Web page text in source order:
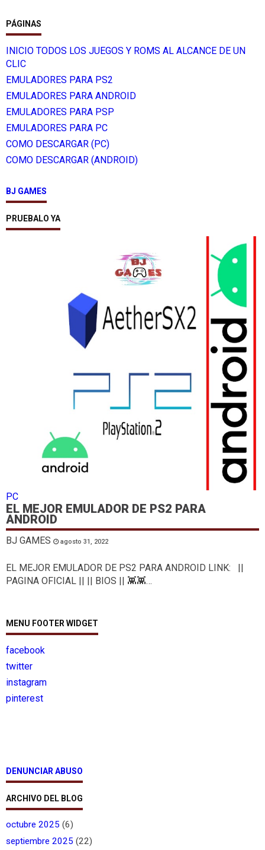
PÁGINAS
INICIO TODOS LOS JUEGOS Y ROMS AL ALCANCE DE UN
CLIC
EMULADORES PARA PS2
EMULADORES PARA ANDROID
EMULADORES PARA PSP
EMULADORES PARA PC
COMO DESCARGAR (PC)
COMO DESCARGAR (ANDROID)
BJ GAMES
PRUEBALO YA
PC
EL MEJOR EMULADOR DE PS2 PARA
ANDROID
BJ GAMES agosto 31, 2022
EL MEJOR EMULADOR DE PS2 PARA ANDROID LINK: ||
PAGINA OFICIAL || || BIOS || 👾👾…
MENU FOOTER WIDGET
facebook
twitter
instagram
pinterest
DENUNCIAR ABUSO
ARCHIVO DEL BLOG
octubre 2025 (6)
septiembre 2025 (22)